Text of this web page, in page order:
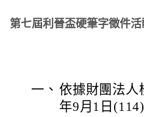
第七屆利晉盃硬筆字徵件活
一、 依據財團法人
年9月1日